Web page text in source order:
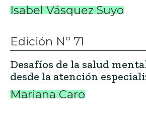
Isabel Vásquez Suyo
Edición Nº 71
Desafíos de la salud
desde la atención
Mariana Caro